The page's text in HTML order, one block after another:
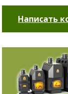
Написать